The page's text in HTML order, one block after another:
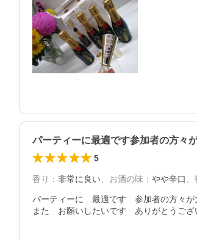
パーティーに最適です参加者の方々
5
香り ： 非常に良い、 お酒の味 ： やや辛口 、
パーティーに　最適です　参加者の方々
また　お願いしたいです　ありがとうご